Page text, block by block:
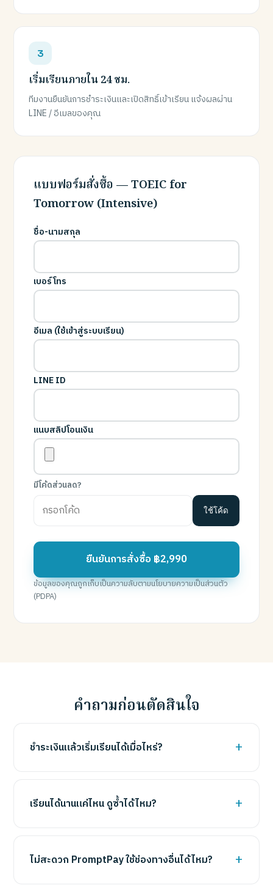
เริ่มเรียนภายใน 24 ชม.
ทีมงานยืนยันการชำระเงินและเปิดสิทธิ์เข้าเรียน แจ้งผลผ่าน
LINE / อีเมลของคุณ
แบบฟอร์มสั่งซื้อ — TOEIC for
Tomorrow (Intensive)
ชื่อ-นามสกุล
เบอร์โทร
อีเมล (ใช้เข้าสู่ระบบเรียน)
LINE ID
แนบสลิปโอนเงิน
มีโค้ดส่วนลด?
ใช้โค้ด
ยืนยันการสั่งซื้อ ฿2,990
ข้อมูลของคุณถูกเก็บเป็นความลับตามนโยบายความเป็นส่วนตัว
(PDPA)
คำถามก่อนตัดสินใจ
ชำระเงินแล้วเริ่มเรียนได้เมื่อไหร่?
เรียนได้นานแค่ไหน ดูซ้ำได้ไหม?
ไม่สะดวก PromptPay ใช้ช่องทางอื่นได้ไหม?